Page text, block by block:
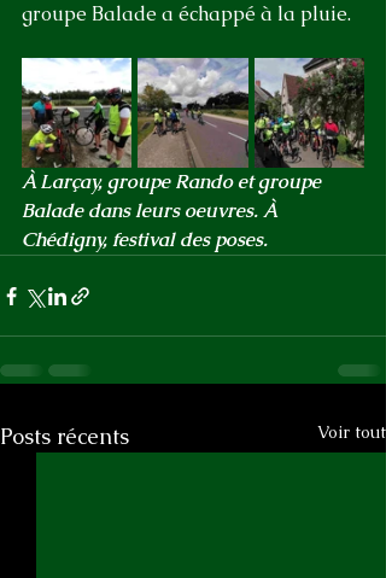
groupe Balade a échappé à la pluie.
À Larçay, groupe Rando et groupe
Balade dans leurs oeuvres. À
Chédigny, festival des poses.
Posts récents Voir tout